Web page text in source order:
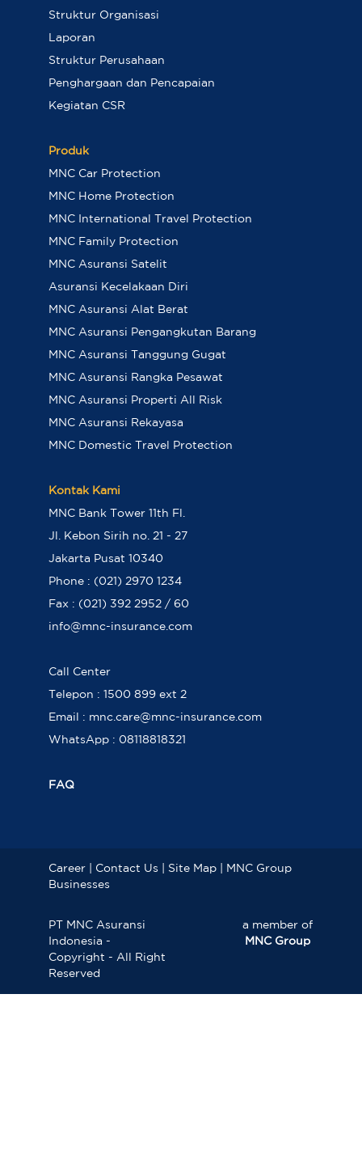
Struktur Organisasi
Laporan
Struktur Perusahaan
Penghargaan dan Pencapaian
Kegiatan CSR
Produk
MNC Car Protection
MNC Home Protection
MNC International Travel Protection
MNC Family Protection
MNC Asuransi Satelit
Asuransi Kecelakaan Diri
MNC Asuransi Alat Berat
MNC Asuransi Pengangkutan Barang
MNC Asuransi Tanggung Gugat
MNC Asuransi Rangka Pesawat
MNC Asuransi Properti All Risk
MNC Asuransi Rekayasa
MNC Domestic Travel Protection
Kontak Kami
MNC Bank Tower 11th Fl.
Jl. Kebon Sirih no. 21 - 27
Jakarta Pusat 10340
Phone : (021) 2970 1234
Fax : (021) 392 2952 / 60
info@mnc-insurance.com
Call Center
Telepon : 1500 899 ext 2
Email : mnc.care@mnc-insurance.com
WhatsApp : 08118818321
FAQ
Career| Contact Us Site Map|
MNC Group
Businesses
PT MNC Asuransi
Indonesia -
Copyright - All Right
Reserved
a member of
MNC Group